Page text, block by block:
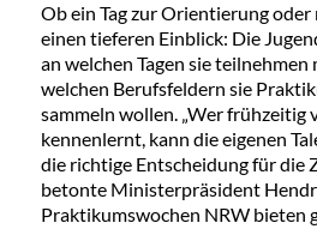
Ob ein Tag zur Orientierung oder
einen tieferen Einblick: Die
an welchen Tagen sie
welchen Berufsfeldern sie
sammeln wollen. „Wer frühzeitig
kennenlernt, kann die eigenen
die richtige Entscheidung für die
betonte Ministerpräsident
Praktikumswochen NRW bieten